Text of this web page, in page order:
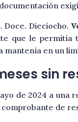
Doce. Dieciocho.
que le
mantenía en un
sin
de 2024 a
de